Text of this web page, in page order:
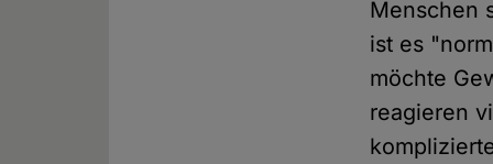
Menschen
ist es
möchte
reagieren